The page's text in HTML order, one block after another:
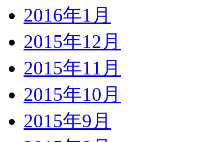
2016年1月
2015年12月
2015年11月
2015年10月
2015年9月